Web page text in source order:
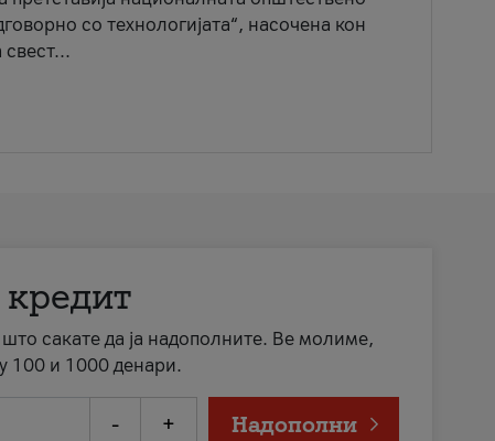
со технологијата“, насочена кон
свест...
што сакате да ја надополните. Ве молиме,
100 и 1000 денари.
- + Надополни